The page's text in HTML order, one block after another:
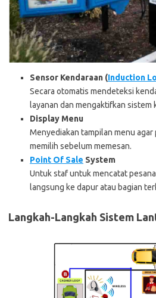
Sensor Kendaraan (Induction
Secara otomatis mendeteksi
layanan dan mengaktifkan sistem
Display Menu
Menyediakan tampilan menu
memilih sebelum memesan.
Point Of Sale System
Untuk staf untuk mencatat
langsung ke dapur atau bagian
Langkah-Langkah Sistem